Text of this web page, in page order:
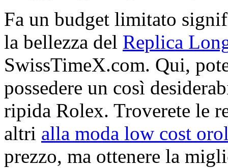
Fa un budget limitato
la bellezza del Replica
SwissTimeX.com. Qui,
possedere un così
ripida Rolex. Troverete le
altri alla moda low cost
prezzo, ma ottenere la